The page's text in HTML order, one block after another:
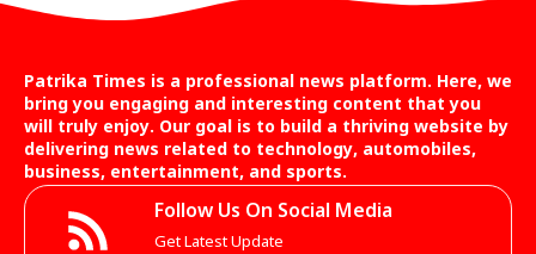
Patrika Times is a professional news platform. Here, we
bring you engaging and interesting content that you
will truly enjoy. Our goal is to build a thriving website by
delivering news related to technology, automobiles,
business, entertainment, and sports.
Follow Us On Social Media
Get Latest Update